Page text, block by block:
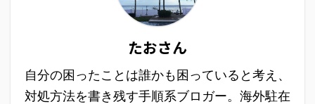
たおさん
自分の困ったことは誰かも困っていると考え、
対処方法を書き残す手順系ブロガー。海外駐在